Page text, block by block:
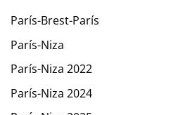
París-Brest-París
París-Niza
París-Niza 2022
París-Niza 2024